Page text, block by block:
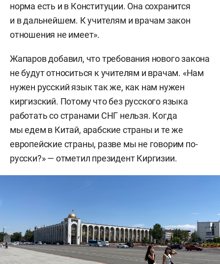
норма есть и в Конституции. Она сохранится
и в дальнейшем. К учителям и врачам закон
отношения не имеет».
Жапаров добавил, что требования нового закона
не будут относиться к учителям и врачам. «Нам
нужен русский язык так же, как нам нужен
киргизский. Потому что без русского языка
работать со странами СНГ нельзя. Когда
мы едем в Китай, арабские страны и те же
европейские страны, разве мы не говорим по-
русски?» — отметил президент Киргизии.